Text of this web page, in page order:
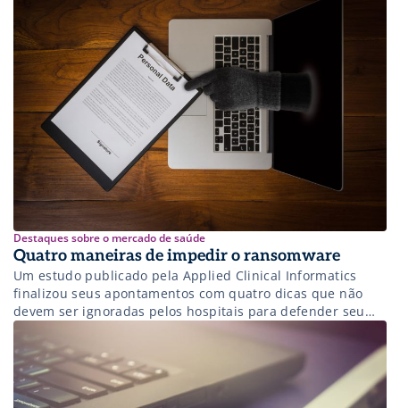
Destaques sobre o mercado de saúde
Quatro maneiras de impedir o ransomware
Um estudo publicado pela Applied Clinical Informatics
finalizou seus apontamentos com quatro dicas que não
devem ser ignoradas pelos hospitais para defender seu
sistema de prontuário eletrônico de sequestros